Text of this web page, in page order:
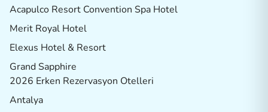
Acapulco Resort Convention Spa Hotel
Merit Royal Hotel
Elexus Hotel & Resort
Grand Sapphire
2026 Erken Rezervasyon Otelleri
Antalya